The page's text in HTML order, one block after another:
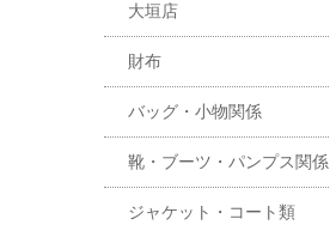
大垣店
財布
バッグ・小物関係
靴・ブーツ・パンプス関係
ジャケット・コート類